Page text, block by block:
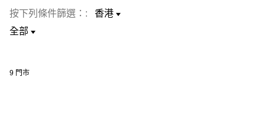
按下列條件篩選：:
9 門市